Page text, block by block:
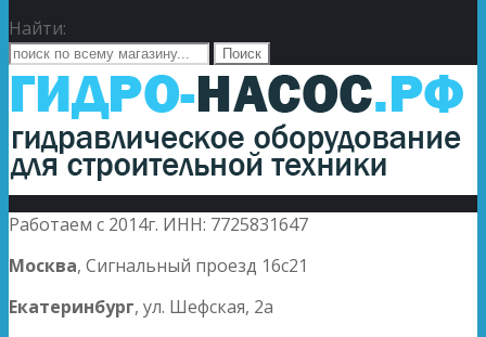
Найти:
Работаем с 2014г. ИНН: 7725831647
Москва, Сигнальный проезд 16с21
Екатеринбург, ул. Шефская, 2а